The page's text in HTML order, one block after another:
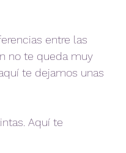
entre las
no te queda muy
te dejamos unas
Aquí te